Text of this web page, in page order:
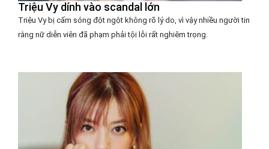
Triệu Vy dính vào scandal lớn
Triệu Vy bị cấm sóng đột ngột không rõ lý do, vì vậy nhiều người tin
rằng nữ diễn viên đã phạm phải tội lỗi rất nghiêm trọng.